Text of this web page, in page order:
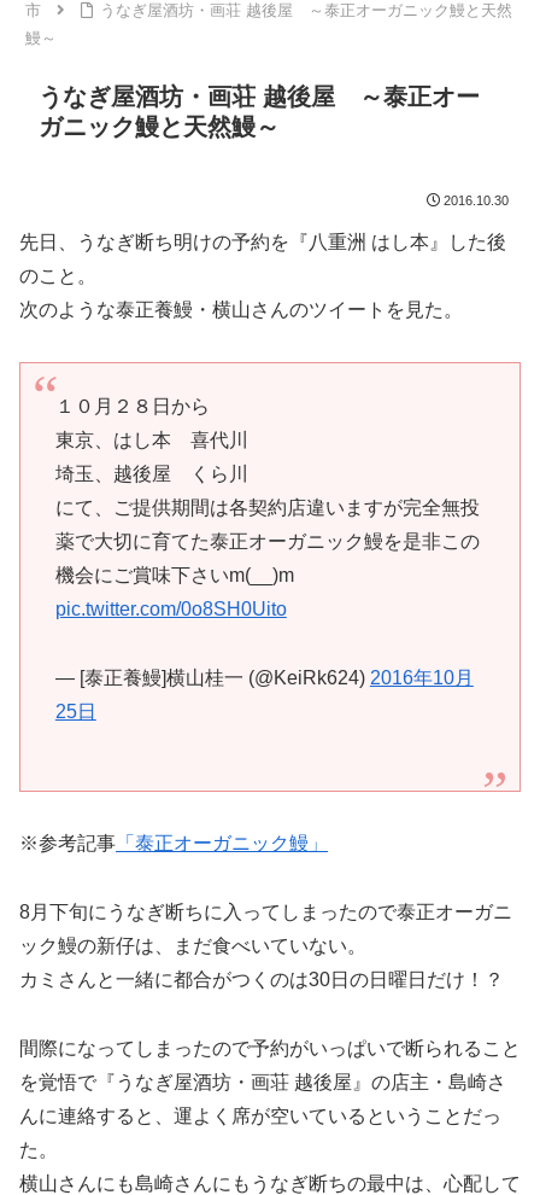
市
うなぎ屋酒坊・画荘 越後屋 ～泰正オーガニック鰻と天然
鰻～
うなぎ屋酒坊・画荘 越後屋 ～泰正オー
ガニック鰻と天然鰻～
2016.10.30
先日、うなぎ断ち明けの予約を『八重洲 はし本』した後
のこと。
次のような泰正養鰻・横山さんのツイートを見た。
１０月２８日から
東京、はし本 喜代川
埼玉、越後屋 くら川
にて、ご提供期間は各契約店違いますが完全無投
薬で大切に育てた泰正オーガニック鰻を是非この
機会にご賞味下さいm(__)m
pic.twitter.com/0o8SH0Uito
— [泰正養鰻]横山桂一 (@KeiRk624) 2016年10月
25日
※参考記事 「泰正オーガニック鰻」
8月下旬にうなぎ断ちに入ってしまったので泰正オーガニ
ック鰻の新仔は、まだ食べいていない。
カミさんと一緒に都合がつくのは30日の日曜日だけ！？
間際になってしまったので予約がいっぱいで断られること
を覚悟で『うなぎ屋酒坊・画荘 越後屋』の店主・島崎さ
んに連絡すると、運よく席が空いているということだっ
た。
横山さんにも島崎さんにもうなぎ断ちの最中は、心配して